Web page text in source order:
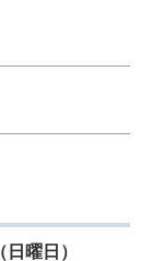
曜日）